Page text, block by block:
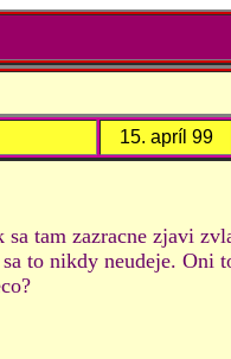
15. apríl 99
tam zazracne zjavi
to nikdy neudeje. Oni